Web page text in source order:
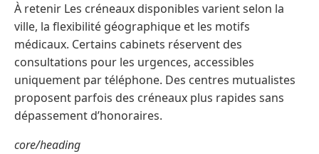
À retenir Les créneaux disponibles varient selon la
ville, la flexibilité géographique et les motifs
médicaux. Certains cabinets réservent des
consultations pour les urgences, accessibles
uniquement par téléphone. Des centres mutualistes
proposent parfois des créneaux plus rapides sans
dépassement d’honoraires.
core/heading